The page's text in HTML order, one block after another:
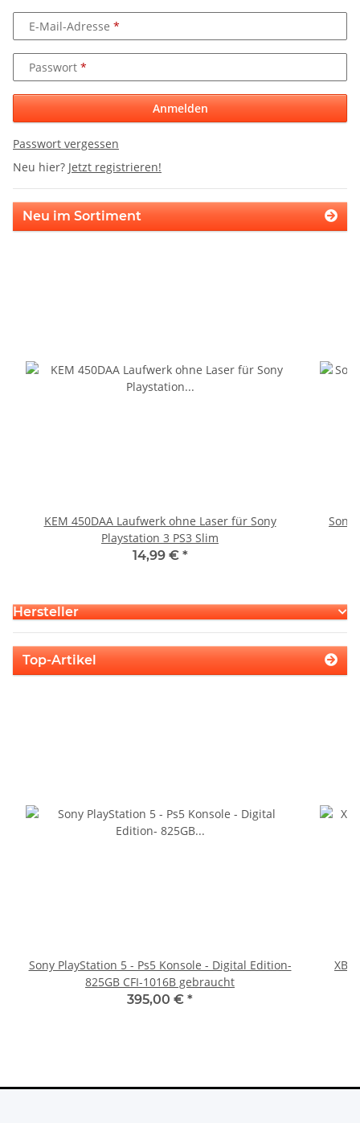
E-Mail-Adresse
Passwort
Anmelden
Passwort vergessen
Neu hier? Jetzt registrieren!
Neu im Sortiment
KEM 450DAA Laufwerk ohne Laser für Sony
Playstation 3 PS3 Slim
14,99 € *
Sony
Hersteller
Top-Artikel
Sony PlayStation 5 - Ps5 Konsole - Digital Edition-
825GB CFI-1016B gebraucht
395,00 € *